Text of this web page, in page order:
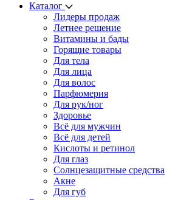
Каталог
Лидеры продаж
Летнее решение
Витамины и бады
Горящие товары
Для тела
Для лица
Для волос
Парфюмерия
Для рук/ног
Здоровье
Всё для мужчин
Всё для детей
Кислоты и ретинол
Для глаз
Cолнцезащитные средства
Акне
Для губ